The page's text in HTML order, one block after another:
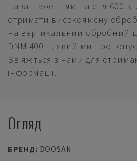
навантаженням на стіл 600
отримати високоякісну
на вертикальний обробний
DNM 400 II, який ми
Зв'яжіться з нами для
інформації.
Огляд
БРЕНД: DOOSAN